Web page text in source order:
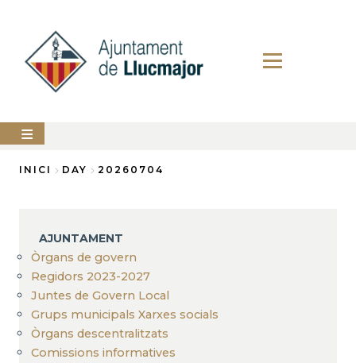
contingut
AJUNTAMENT
SERVEIS
MUNICIPALS
PERFIL
DEL
CONTRACTANT
ANUNCIS
INICI DAY 20260704
AJUNTAMENT
Òrgans de govern
Regidors 2023-2027
Juntes de Govern Local
Grups municipals Xarxes socials
Òrgans descentralitzats
Comissions informatives